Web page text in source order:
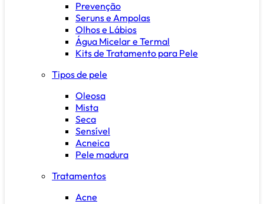
Prevenção
Seruns e Ampolas
Olhos e Lábios
Água Micelar e Termal
Kits de Tratamento para Pele
Tipos de pele
Oleosa
Mista
Seca
Sensível
Acneica
Pele madura
Tratamentos
Acne